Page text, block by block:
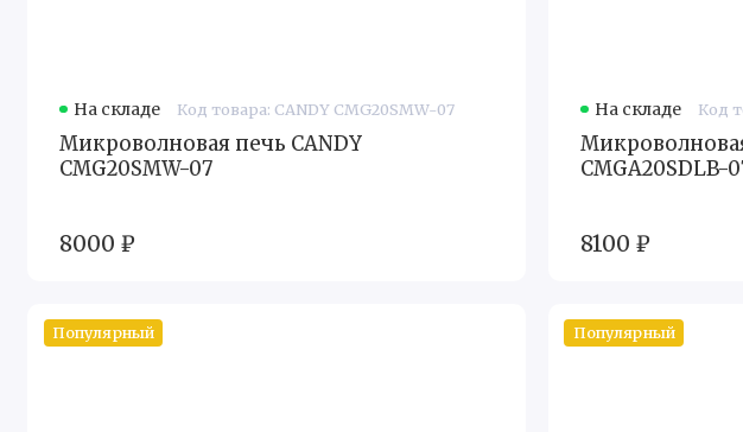
На складе Код товара: CANDY CMG20SMW-07
Микроволновая печь CANDY
CMG20SMW-07
8000 ₽
На складе Код
CMGA20SDLB-
8100 ₽
Популярный Популярный